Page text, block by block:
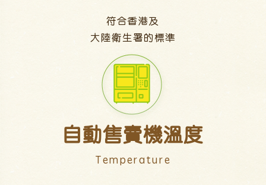
符合香港及
大陸衛生署的標準
自動售賣機溫度
Temperature